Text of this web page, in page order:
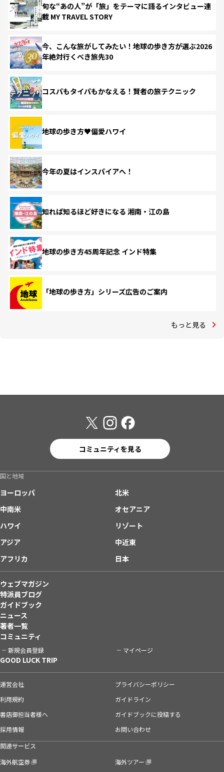
旬な“あの人”が「旅」をテーマに語るインタビュー連
載 MY TRAVEL STORY
今、こんな旅がしてみたい！地球の歩き方が選ぶ2026
年絶対行くべき旅先30
コスパもタイパもかなえる！賢者の旅テクニック
地球の歩き方♥偏愛ハワイ
今年の夏はインスパイアへ！
知れば知るほど好きになる 湘南・江の島
地球の歩き方45周年記念 インド特集
「地球の歩き方」シリーズ広告のご案内
もっと見る
コミュニティを見る
国と地域
ヨーロッパ
北米
中南米
オセアニア
ハワイ
リゾート
アジア
中近東
アフリカ
日本
ウェブマガジン
特派員ブログ
ガイドブック
ニュース
著者一覧
コミュニティ
新規会員登録 マイページ
GOOD LUCK TRIP
運営会社
プライバシーポリシー
利用規約
ガイドライン
書店御担当者様へ
ガイドブックに投稿する
採用情報
お問い合わせ
関連サービス
海外航空券
海外ツアー